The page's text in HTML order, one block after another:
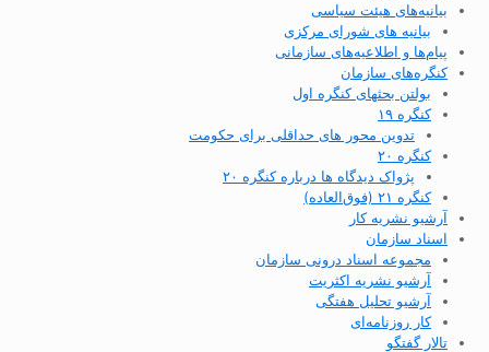
بیانیه‌های هیئت سیاسی
بیانیه های شورای مرکزی
پیام‌ها و اطلاعیه‌های سازمانی
کنگره‌های سازمان
بولتن بحثهای کنگره اول
کنگره ۱۹
تدوین محور های حداقلی برای حکومت
کنگره ۲۰
پژواک دیدگاه ها درباره کنگره ۲۰
کنگره ۲۱ (فوق‌العاده)
آرشیو نشریه کار
اسناد سازمان
مجموعه اسناد درونی سازمان
آرشیو نشریه اکثریت
آرشیو تحلیل هفتگی
کار روزنامه‌ای
تالار گفتگو